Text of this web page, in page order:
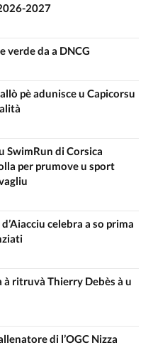
2027
verde da a DNCG
pè adunisce u Capicorsu
SwimRun di Corsica
per prumove u sport
celebra a so prima
à ritruvà Thierry Debès à u
di l’OGC Nizza